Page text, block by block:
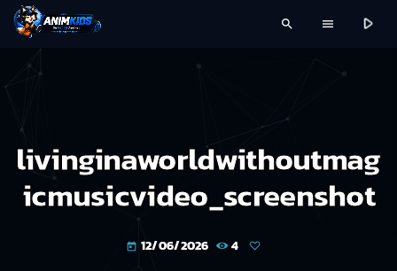
search menu play_arrow
livinginaworldwithoutmag
icmusicvideo_screenshot
today 12/06/2026 4